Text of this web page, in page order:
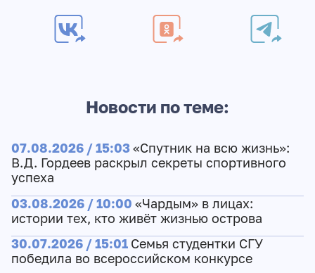
Новости по теме:
07.08.2026 / 15:03«Спутник на всю жизнь»:
В.Д. Гордеев раскрыл секреты спортивного
успеха
03.08.2026 / 10:00 «Чардым» в лицах:
истории тех, кто живёт жизнью острова
30.07.2026 / 15:01 Семья студентки СГУ
победила во всероссийском конкурсе